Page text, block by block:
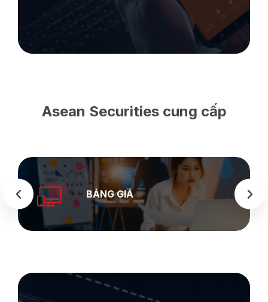
Asean Securities cung cấp
BẢNG GIÁ